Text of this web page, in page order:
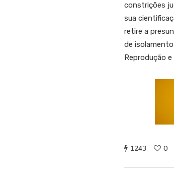
constrições
sua
retire a
de isolamento
Reprodução
1243 0